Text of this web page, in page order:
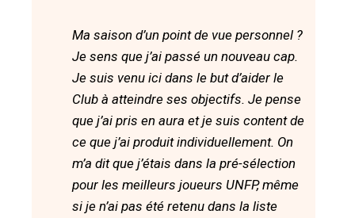
Ma saison d’un point de vue personnel ?
Je sens que j’ai passé un nouveau cap.
Je suis venu ici dans le but d’aider le
Club à atteindre ses objectifs. Je pense
que j’ai pris en aura et je suis content de
ce que j’ai produit individuellement. On
m’a dit que j’étais dans la pré-sélection
pour les meilleurs joueurs UNFP, même
si je n’ai pas été retenu dans la liste